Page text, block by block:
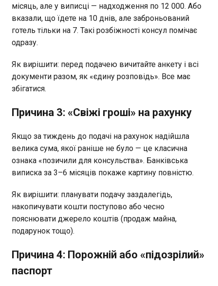
місяць, але у виписці — надходження по 12 000. Або
вказали, що їдете на 10 днів, але заброньований
готель тільки на 7. Такі розбіжності консул помічає
одразу.
Як вирішити: перед подачею вичитайте анкету і всі
документи разом, як «єдину розповідь». Все має
збігатися.
Причина 3: «Свіжі гроші» на рахунку
Якщо за тиждень до подачі на рахунок надійшла
велика сума, якої раніше не було — це класична
ознака «позичили для консульства». Банківська
виписка за 3–6 місяців покаже картину повністю.
Як вирішити: планувати подачу заздалегідь,
накопичувати кошти поступово або чесно
пояснювати джерело коштів (продаж майна,
подарунок тощо).
Причина 4: Порожній або «підозрілий»
паспорт